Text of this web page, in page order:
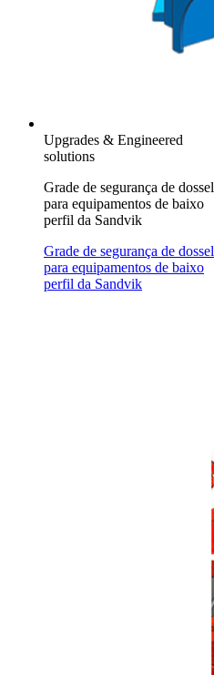
Upgrades & Engineered
solutions
Grade de segurança de dossel
para equipamentos de baixo
perfil da Sandvik
Grade de segurança de dossel
para equipamentos de baixo
perfil da Sandvik